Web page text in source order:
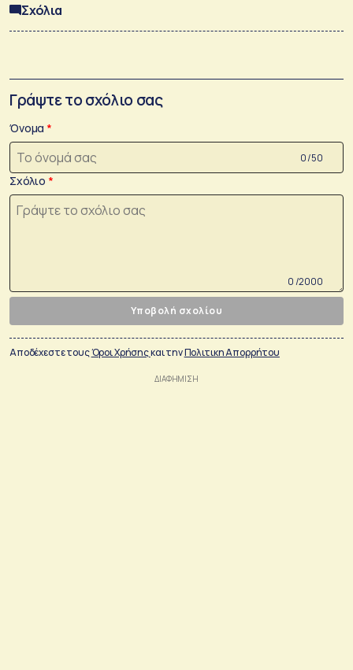
Σχόλια
Γράψτε το σχόλιο σας
Όνομα
0 /50
Σχόλιο
0 /2000
Υποβολή σχολίου
Αποδέχεστε τουςΌροι Χρήσηςκαι τηνΠολιτικη Απορρήτου